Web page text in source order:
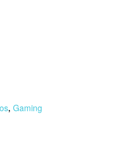
, Gaming